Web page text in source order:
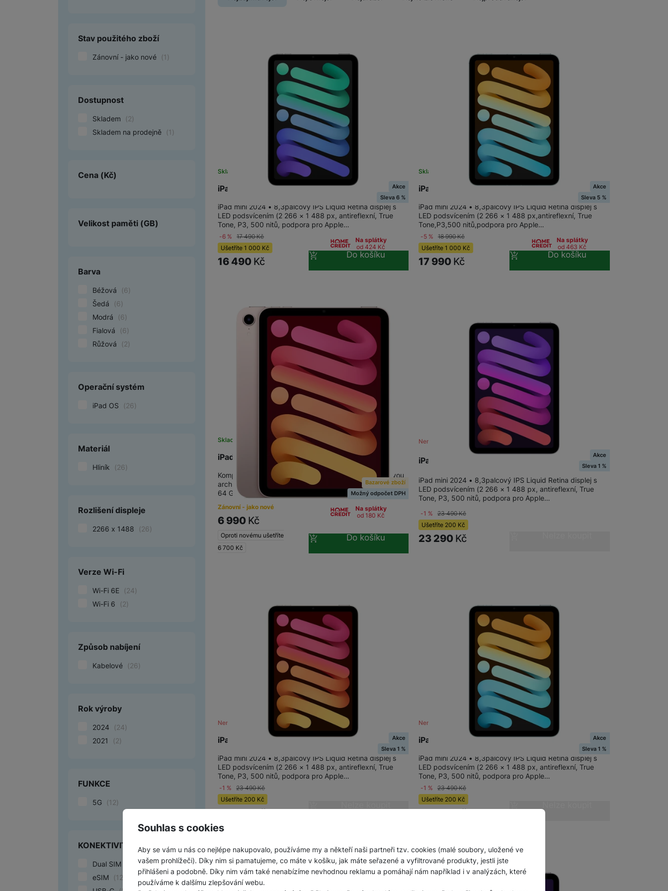
Souhlas s cookies
Aby se vám u nás co nejlépe nakupovalo, používáme my a někteří naši partneři tzv. cookies (malé soubory, uložené ve
vašem prohlížeči). Díky nim si pamatujeme, co máte v košíku, jak máte seřazené a vyfiltrované produkty, jestli jste
přihlášeni a podobně. Díky nim vám také nenabízíme nevhodnou reklamu a pomáhají nám například i v analýzách, které
používáme k dalšímu zlepšování webu.
Tablety pro děti Digitální zápisníky
Ventilátory
Počítače a notebooky
Péče o zdraví a tělo
Příslušenství
Dárkové poukázky iSpace
Stav použitého zboží
Zánovní - jako nové (1 )
Dostupnost
Skladem (2)
Skladem na prodejně
(1 )
Cena (Kč)
Velikost paměti (GB)
Barva
Béžová (6)
Šedá
(6)
Modrá
(6)
Fialová
(6)
Růžová
(2)
Operační systém
iPad OS (26)
Materiál
Hliník (26)
Rozlišení displeje
2266 x 1488 (26)
Verze Wi-Fi
Wi-Fi 6E (24)
Wi-Fi 6
(2)
Způsob nabíjení
Kabelové (26)
Rok výroby
2024 (24)
2021
(2)
FUNKCE
5G (12)
KONEKTIVITA
Dual SIM
eSIM
(12
iPad mini Wi-Fi 256GB - Space Grey
Skladem
Akce
Sleva 6 %
iPad mini 2024 • 8,3palcový IPS Liquid Retina displej s
LED podsvícením (2 266 × 1 488 px, antireflexní, True
Tone, P3, 500 nitů, podpora pro Apple…
-6 % 17 490Kč
Ušetříte1 000 Kč
16 490 Kč
Na splátky
od 424 Kč
Do košíku
iPad mini Wi-Fi + Cellular 128GB - Blue
Skladem
Akce
Sleva 5 %
iPad mini 2024 • 8,3palcový IPS Liquid Retina displej s
LED podsvícením (2 266 × 1 488 px,antireflexní, True
Tone,P3,500 nitů,podpora pro Apple…
-5 % 18 990Kč
Ušetříte 1 000 Kč
17 990 Kč
Na splátky
od 463 Kč
Do košíku
iPad mini Wi-Fi 64GB – Pink (2021)
Skladem na prodejně na 1 prodejně
Bazarové zboží
Možný odpočet DPH
Kompaktní a výkonný tablet • Čip A15 Bionic s 64bitovou
architekturou • 16jádrový Neural Engine • 5jádrové GPU •
64 GB interní paměti • WiFi • 8,3"…
Zánovní - jako nové
6 990 Kč
Oproti novému ušetříte
6 700 Kč
Na splátky
od 180 Kč
Do košíku
iPad mini Wi-Fi 512GB - Purple
Není skladem
Akce
Sleva 1 %
iPad mini 2024 • 8,3palcový IPS Liquid Retina displej s
LED podsvícením (2 266 × 1 488 px, antireflexní, True
Tone, P3, 500 nitů, podpora pro Apple…
-1 % 23 490Kč
Ušetříte 200 Kč
23 290 Kč
iPad mini Wi-Fi 512GB - Starlight
Není skladem
Akce
Sleva 1 %
iPad mini 2024 • 8,3palcový IPS Liquid Retina displej s
LED podsvícením (2 266 × 1 488 px, antireflexní, True
Tone, P3, 500 nitů, podpora pro Apple…
-1 % 23 490Kč
Ušetříte200 Kč
23 290Kč
iPad mini Wi-Fi 512GB - Blue
Není skladem
Akce
Sleva 1 %
iPad mini 2024 • 8,3palcový IPS Liquid Retina displej s
LED podsvícením (2 266 × 1 488 px, antireflexní, True
Tone, P3, 500 nitů, podpora pro Apple…
-1 % 23 490Kč
Ušetříte 200 Kč
23 290Kč